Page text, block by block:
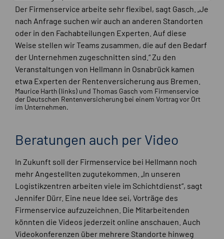
Der Firmenservice arbeite sehr flexibel, sagt Gasch. „Je
nach Anfrage suchen wir auch an anderen Standorten
oder in den Fachabteilungen Experten. Auf diese
Weise stellen wir Teams zusammen, die auf den Bedarf
der Unternehmen zugeschnitten sind.“ Zu den
Veranstaltungen von Hellmann in Osnabrück kamen
etwa Experten der Rentenversicherung aus Bremen.
Maurice Harth (links) und Thomas Gasch vom Firmenservice
der Deutschen Rentenversicherung bei einem Vortrag vor Ort
im Unternehmen.
Beratungen auch per Video
In Zukunft soll der Firmenservice bei Hellmann noch
mehr Angestellten zugutekommen. „In unseren
Logistikzentren arbeiten viele im Schichtdienst“, sagt
Jennifer Dürr. Eine neue Idee sei, Vorträge des
Firmenservice aufzuzeichnen. Die Mitarbeitenden
könnten die Videos jederzeit online anschauen. Auch
Videokonferenzen über mehrere Standorte hinweg